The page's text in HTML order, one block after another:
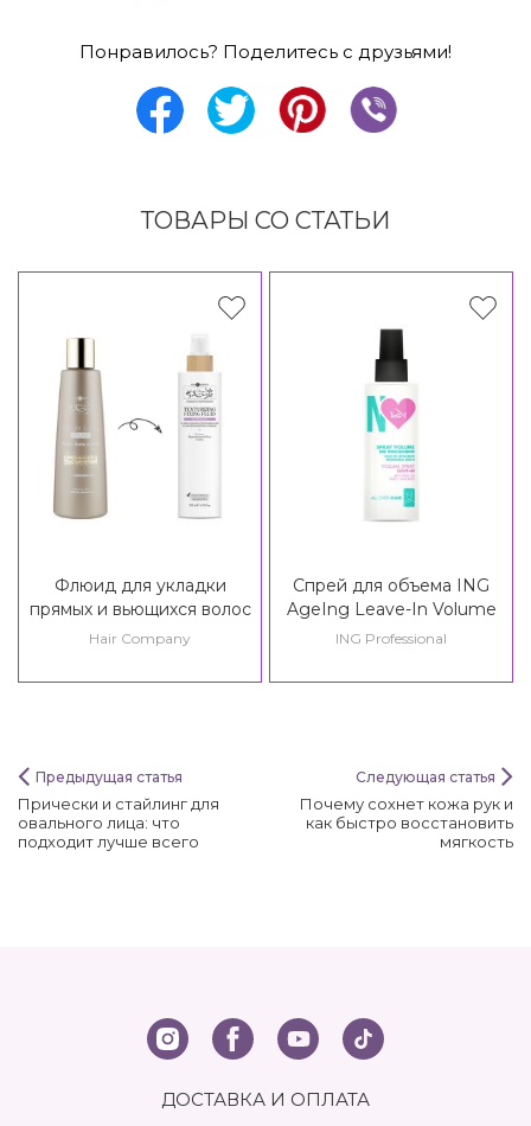
Понравилось? Поделитесь с друзьями!
ТОВАРЫ СО СТАТЬИ
Флюид для укладки
прямых и вьющихся волос
Hair Company Inimitable
Creative Inspiration
Hair Company
Спрей для объема ING
AgeIng Leave-In Volume
Spray All Over Hair
ING Professional
Предыдущая статья
Прически и стайлинг для
овального лица: что
подходит лучше всего
Следующая статья
Почему сохнет кожа рук и
как быстро восстановить
мягкость
ДОСТАВКА И ОПЛАТА